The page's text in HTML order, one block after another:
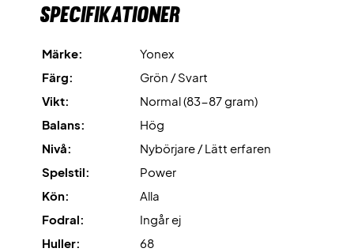
idag!
LEVERERAS MED FABRIKSSTRÄNGAR
Expertråd
: Vi rekommenderar Yonex BG80 med 10,5 kg
hårdhet.
Specifikationer
Märke:
Yonex
Färg:
Grön / Svart
Vikt:
Normal (83-87 gram)
Balans:
Hög
Nivå:
Nybörjare / Lätt erfaren
Spelstil:
Power
Kön:
Alla
Fodral:
Ingår ej
Huller:
68